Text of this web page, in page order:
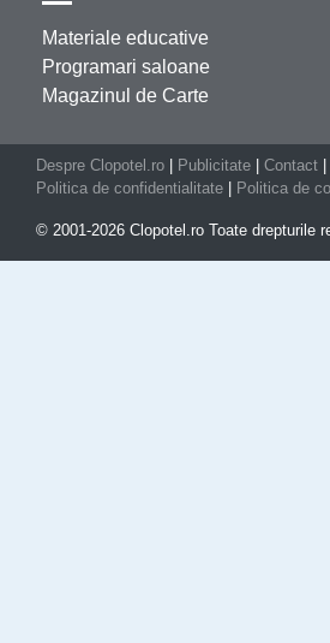
Materiale educative
Programari saloane
Magazinul de Carte
Despre Clopotel.ro Publicitate Contact
Politica de confidentialitate
Politica de
© 2001-2026 Clopotel.ro Toate drepturile